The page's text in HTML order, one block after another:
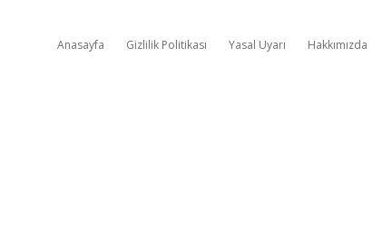
Anasayfa Gizlilik Politikası Yasal Uyarı Hakkımızda